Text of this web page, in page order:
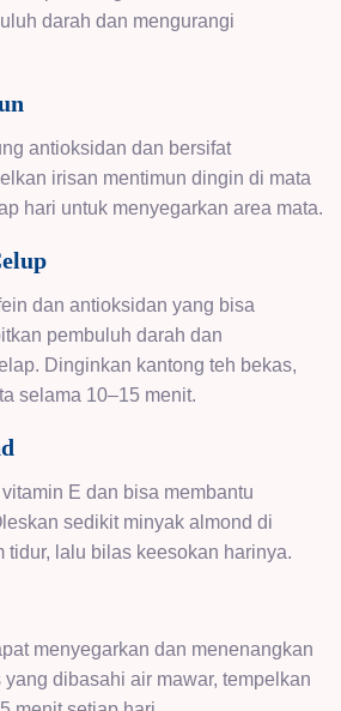
darah dan mengurangi
antioksidan dan bersifat
irisan mentimun dingin di mata
hari untuk menyegarkan area mata.
dan antioksidan yang bisa
pembuluh darah dan
Dinginkan kantong teh bekas,
selama 10–15 menit.
E dan bisa membantu
sedikit minyak almond di
tidur, lalu bilas keesokan harinya.
menyegarkan dan menenangkan
dibasahi air mawar, tempelkan